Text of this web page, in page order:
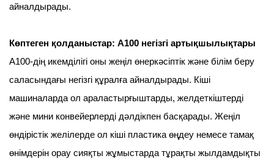
айналдырады.
Көптеген қолданыстар: A100 негізгі артықшылықтары
A100-дің икемділігі оны жеңіл өнеркәсіптік және білім беру
саласындағы негізгі құралға айналдырады. Кіші
машиналарда ол араластырғыштарды, желдеткіштерді
және мини конвейерлерді дәлдікпен басқарады. Жеңіл
өндірістік желілерде ол кіші пластика өңдеу немесе тамақ
өнімдерін орау сияқты жұмыстарда тұрақты жылдамдықты